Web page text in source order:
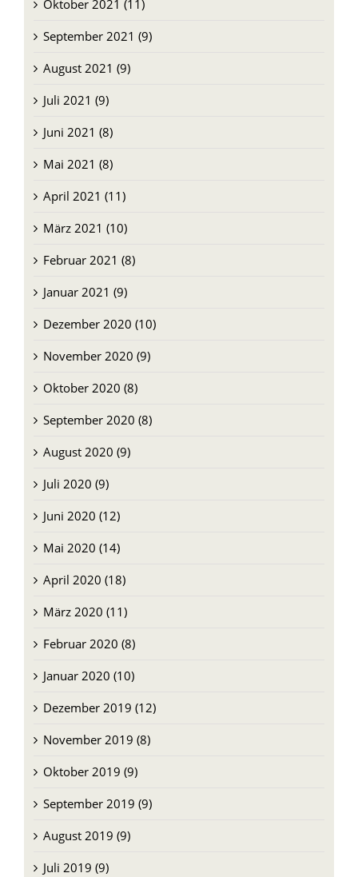
Oktober 2021 (11)
September 2021 (9)
August 2021 (9)
Juli 2021 (9)
Juni 2021 (8)
Mai 2021 (8)
April 2021 (11)
März 2021 (10)
Februar 2021 (8)
Januar 2021 (9)
Dezember 2020 (10)
November 2020 (9)
Oktober 2020 (8)
September 2020 (8)
August 2020 (9)
Juli 2020 (9)
Juni 2020 (12)
Mai 2020 (14)
April 2020 (18)
März 2020 (11)
Februar 2020 (8)
Januar 2020 (10)
Dezember 2019 (12)
November 2019 (8)
Oktober 2019 (9)
September 2019 (9)
August 2019 (9)
Juli 2019 (9)